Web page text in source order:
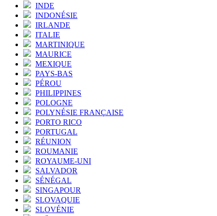
INDE
INDONÉSIE
IRLANDE
ITALIE
MARTINIQUE
MAURICE
MEXIQUE
PAYS-BAS
PÉROU
PHILIPPINES
POLOGNE
POLYNÉSIE FRANÇAISE
PORTO RICO
PORTUGAL
RÉUNION
ROUMANIE
ROYAUME-UNI
SALVADOR
SÉNÉGAL
SINGAPOUR
SLOVAQUIE
SLOVÉNIE